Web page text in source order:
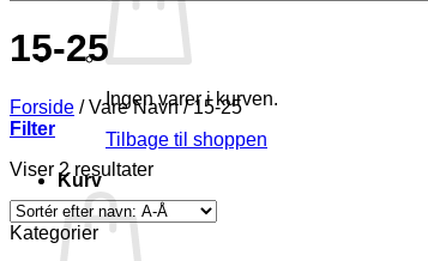
Ingen varer i kurven.
Tilbage til shoppen
Kurv
15-25
Forside /Vare Navn/15-25
Filter
Viser 2 resultater
Kategorier